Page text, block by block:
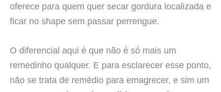
oferece para quem quer secar gordura localizada e
ficar no shape sem passar perrengue.
O diferencial aqui é que não é só mais um
remedinho qualquer. E para esclarecer esse ponto,
não se trata de remédio para emagrecer, e sim um